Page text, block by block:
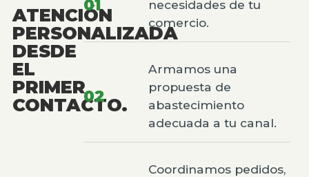
ATENCIÓN
PERSONALIZADA
DESDE
EL
PRIMER
CONTACTO.
01
necesidades de tu
comercio.
02
Armamos una
propuesta de
abastecimiento
adecuada a tu canal.
Coordinamos pedidos,